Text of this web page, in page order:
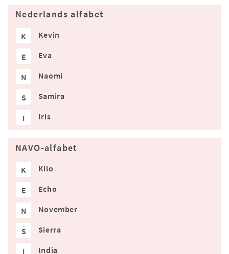
Nederlands alfabet
K Kevin
E Eva
N Naomi
S Samira
I Iris
NAVO-alfabet
K Kilo
E Echo
N November
S Sierra
I India